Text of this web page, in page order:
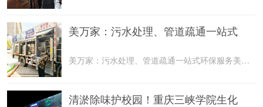
美万家：污水处理、管道疏通一站式
美万家：污水处理、管道疏通一站式环保服务美万家公司，
清淤除味护校园！重庆三峡学院生化